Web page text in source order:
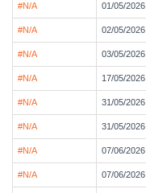
#N/A 01/05/2026
#N/A 02/05/2026
#N/A 03/05/2026
#N/A 17/05/2026
#N/A 31/05/2026
#N/A 31/05/2026
#N/A 07/06/2026
#N/A 07/06/2026